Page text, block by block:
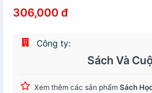
306,000 đ
Công ty:
Sách Và
Xem thêm các sản phẩm Sách